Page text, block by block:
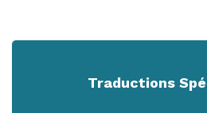
Traductions